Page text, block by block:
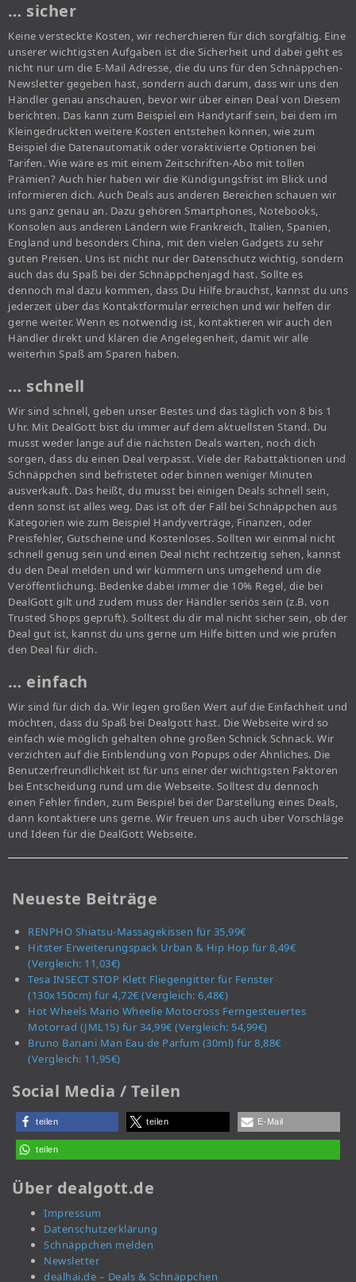
… sicher
Keine versteckte Kosten, wir recherchieren für dich sorgfältig. Eine
unserer wichtigsten Aufgaben ist die Sicherheit und dabei geht es
nicht nur um die E-Mail Adresse, die du uns für den Schnäppchen-
Newsletter gegeben hast, sondern auch darum, dass wir uns den
Händler genau anschauen, bevor wir über einen Deal von Diesem
berichten. Das kann zum Beispiel ein Handytarif sein, bei dem im
Kleingedruckten weitere Kosten entstehen können, wie zum
Beispiel die Datenautomatik oder voraktivierte Optionen bei
Tarifen. Wie wäre es mit einem Zeitschriften-Abo mit tollen
Prämien? Auch hier haben wir die Kündigungsfrist im Blick und
informieren dich. Auch Deals aus anderen Bereichen schauen wir
uns ganz genau an. Dazu gehören Smartphones, Notebooks,
Konsolen aus anderen Ländern wie Frankreich, Italien, Spanien,
England und besonders China, mit den vielen Gadgets zu sehr
guten Preisen. Uns ist nicht nur der Datenschutz wichtig, sondern
auch das du Spaß bei der Schnäppchenjagd hast. Sollte es
dennoch mal dazu kommen, dass Du Hilfe brauchst, kannst du uns
jederzeit über das Kontaktformular erreichen und wir helfen dir
gerne weiter. Wenn es notwendig ist, kontaktieren wir auch den
Händler direkt und klären die Angelegenheit, damit wir alle
weiterhin Spaß am Sparen haben.
… schnell
Wir sind schnell, geben unser Bestes und das täglich von 8 bis 1
Uhr. Mit DealGott bist du immer auf dem aktuellsten Stand. Du
musst weder lange auf die nächsten Deals warten, noch dich
sorgen, dass du einen Deal verpasst. Viele der Rabattaktionen und
Schnäppchen sind befristetet oder binnen weniger Minuten
ausverkauft. Das heißt, du musst bei einigen Deals schnell sein,
denn sonst ist alles weg. Das ist oft der Fall bei Schnäppchen aus
Kategorien wie zum Beispiel Handyverträge, Finanzen, oder
Preisfehler, Gutscheine und Kostenloses. Sollten wir einmal nicht
schnell genug sein und einen Deal nicht rechtzeitig sehen, kannst
du den Deal melden und wir kümmern uns umgehend um die
Veröffentlichung. Bedenke dabei immer die 10% Regel, die bei
DealGott gilt und zudem muss der Händler seriös sein (z.B. von
Trusted Shops geprüft). Solltest du dir mal nicht sicher sein, ob der
Deal gut ist, kannst du uns gerne um Hilfe bitten und wie prüfen
den Deal für dich.
… einfach
Wir sind für dich da. Wir legen großen Wert auf die Einfachheit und
möchten, dass du Spaß bei Dealgott hast. Die Webseite wird so
einfach wie möglich gehalten ohne großen Schnick Schnack. Wir
verzichten auf die Einblendung von Popups oder Ähnliches. Die
Benutzerfreundlichkeit ist für uns einer der wichtigsten Faktoren
bei Entscheidung rund um die Webseite. Solltest du dennoch
einen Fehler finden, zum Beispiel bei der Darstellung eines Deals,
dann kontaktiere uns gerne. Wir freuen uns auch über Vorschläge
und Ideen für die DealGott Webseite.
Neueste Beiträge
RENPHO Shiatsu-Massagekissen für 35,99€
Hitster Erweiterungspack Urban & Hip Hop für 8,49€
(Vergleich: 11,03€)
Tesa INSECT STOP Klett Fliegengitter für Fenster
(130x150cm) für 4,72€ (Vergleich: 6,48€)
Hot Wheels Mario Wheelie Motocross Ferngesteuertes
Motorrad (JML15) für 34,99€ (Vergleich: 54,99€)
Bruno Banani Man Eau de Parfum (30ml) für 8,88€
(Vergleich: 11,95€)
Social Media / Teilen
teilen teilen E-Mail
teilen
Über dealgott.de
Impressum
Datenschutzerklärung
Schnäppchen melden
Newsletter
dealhai.de – Deals & Schnäppchen